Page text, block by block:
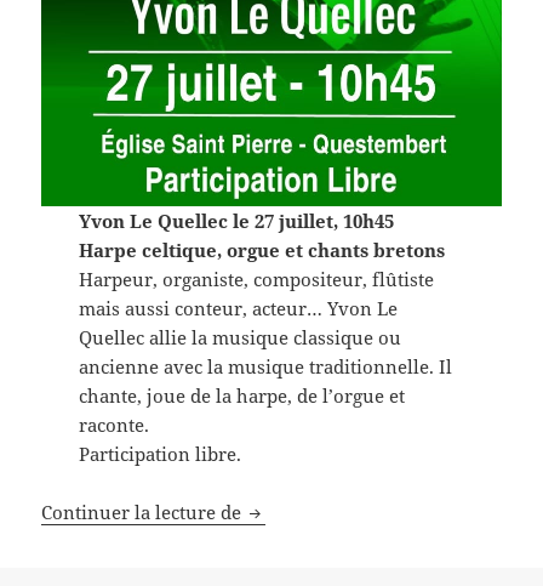
Yvon Le Quellec le 27 juillet, 10h45
Harpe celtique, orgue et chants bretons
Harpeur, organiste, compositeur, flûtiste
mais aussi conteur, acteur… Yvon Le
Quellec allie la musique classique ou
ancienne avec la musique traditionnelle. Il
chante, joue de la harpe, de l’orgue et
raconte.
Participation libre.
Continuer la lecture de Notre agenda partagé